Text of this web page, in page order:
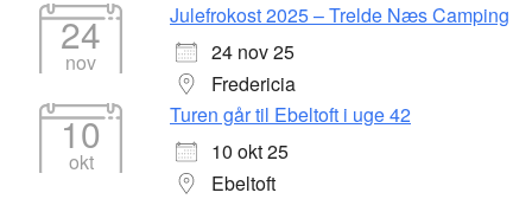
24
nov
Julefrokost 2025 – Trelde Næs Camping
24 nov 25
Fredericia
10
okt
Turen går til Ebeltoft i uge 42
10 okt 25
Ebeltoft